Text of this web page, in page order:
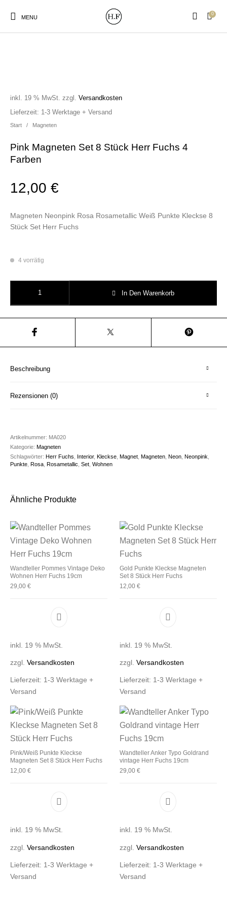
MENU
0
New Products On Sale!
Patches
Print:
Poster&Notizbücher
Start / Magneten
Pink Magneten Set 8 Stück Herr Fuchs 4
Farben
12,00€
inkl. 19 % MwSt. zzgl.Versandkosten
Magneten Neonpink Rosa Rosametallic Weiß Punkte Kleckse 8
Stück Set Herr Fuchs
Lieferzeit: 1-3 Werktage + Versand
4 vorrätig
In Den Warenkorb
Beschreibung
Rezensionen (0)
Artikelnummer: MA020
Kategorie:Magneten
Schlagwörter:Herr Fuchs Interior,Kleckse ,Magnet ,Magneten ,Neon ,Neonpink
Punkte ,Rosa ,Rosametallic ,Set ,Wohnen
Ähnliche Produkte
Wandteller Pommes Vintage Deko
Wohnen Herr Fuchs 19cm
29,00€
inkl. 19 % MwSt.
zzgl.Versandkosten
Lieferzeit: 1-3 Werktage +
Versand
Gold Punkte Kleckse Magneten
Set 8 Stück Herr Fuchs
12,00 €
inkl. 19 % MwSt.
zzgl. Versandkosten
Lieferzeit: 1-3 Werktage +
Versand
Pink/Weiß Punkte Kleckse
Magneten Set 8 Stück Herr Fuchs
12,00€
inkl. 19 % MwSt.
zzgl.Versandkosten
Lieferzeit: 1-3 Werktage +
Versand
Wandteller Anker Typo Goldrand
vintage Herr Fuchs 19cm
29,00 €
inkl. 19 % MwSt.
zzgl. Versandkosten
Lieferzeit: 1-3 Werktage +
Versand